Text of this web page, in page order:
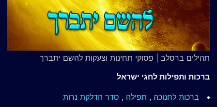
תהילים ברסלב | פסוקי תחינות וצעקות להשם יתברך
ברכות ותפילות לחגי ישראל
ברכות לחנוכה , תפילה , סדר הדלקת נרות